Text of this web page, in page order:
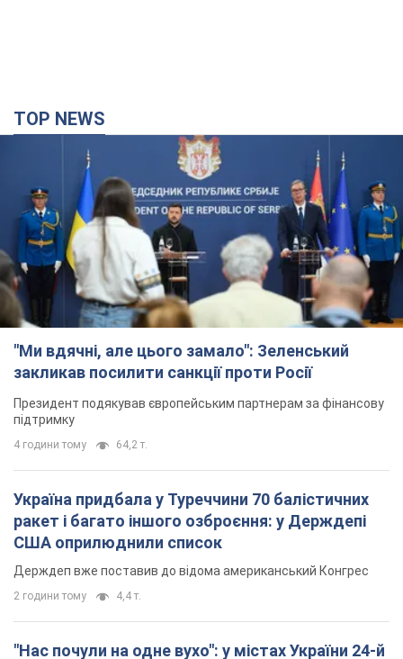
TOP NEWS
"Ми вдячні, але цього замало": Зеленський
закликав посилити санкції проти Росії
Президент подякував європейським партнерам за фінансову
підтримку
4 години тому 64,2 т.
Україна придбала у Туреччини 70 балістичних
ракет і багато іншого озброєння: у Держдепі
США оприлюднили список
Держдеп вже поставив до відома американський Конгрес
2 години тому 4,4 т.
"Нас почули на одне вухо": у містах України 24-й